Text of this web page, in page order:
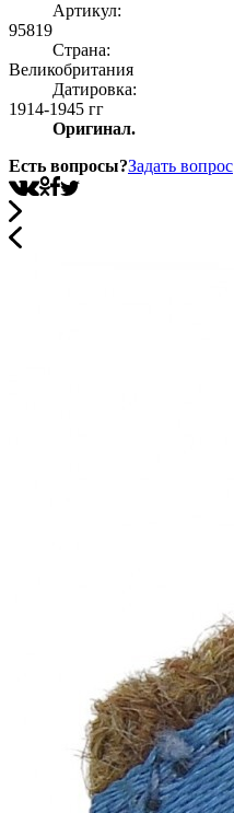
Артикул:
95819
Страна:
Великобритания
Датировка:
1914-1945 гг
Оригинал.
Есть вопросы?Задать вопрос